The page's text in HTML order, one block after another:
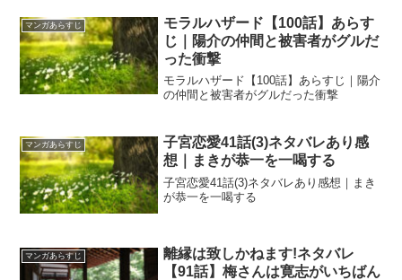
マンガあらすじ
モラルハザード【100話】あらす
じ｜陽介の仲間と被害者がグルだ
った衝撃
モラルハザード【100話】あらすじ｜陽介
の仲間と被害者がグルだった衝撃
マンガあらすじ
子宮恋愛41話(3)ネタバレあり感
想｜まきが恭一を一喝する
子宮恋愛41話(3)ネタバレあり感想｜まき
が恭一を一喝する
マンガあらすじ
離縁は致しかねます!ネタバレ
【91話】梅さんは寛志がいちばん